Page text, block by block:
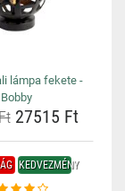
lámpa fekete -
Bobby
27515 Ft
KEDVEZMÉNY